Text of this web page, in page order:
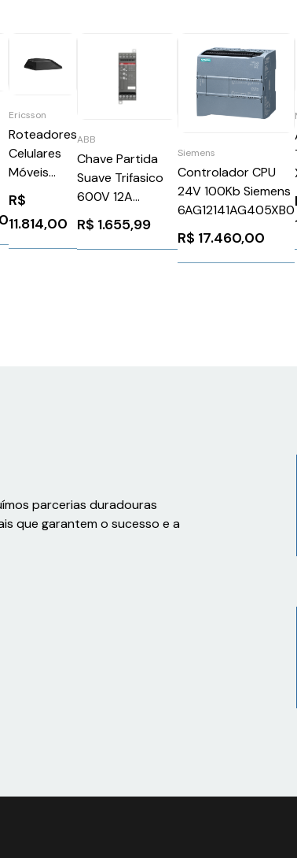
Ericsson
Roteadores
Celulares
Móveis
R2100
R2100
Mobile
Router
R$
11.814,00
ABB
Chave Partida
Suave Trifasico
600V 12A
1SFA896106R1100
ABB 1224700
R$ 1.655,99
Siemens
Controlador CPU
24V 100Kb Siemens
6AG12141AG405XB0
R$ 17.460,00
parcerias duradouras
que garantem o sucesso e a